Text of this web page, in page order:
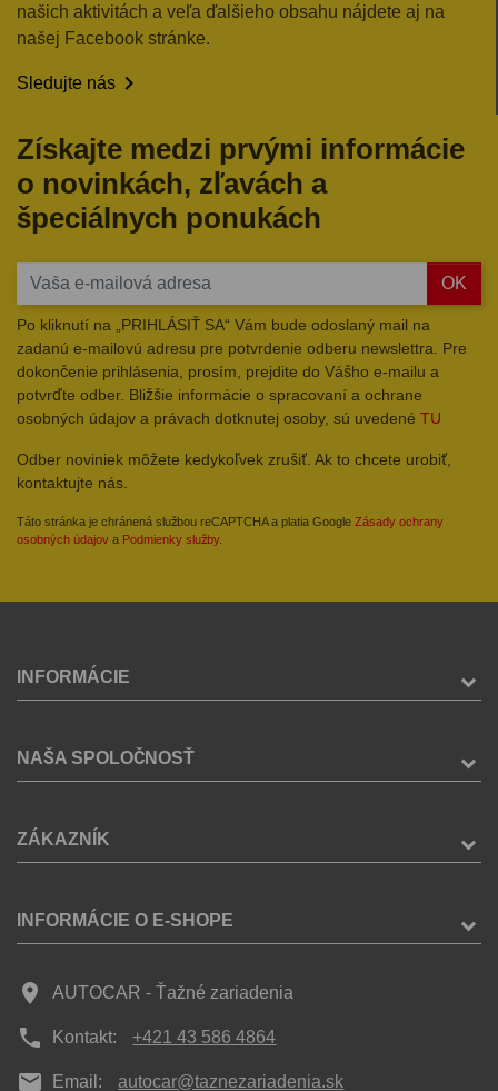
našich aktivitách a veľa ďalšieho obsahu nájdete aj na
našej Facebook stránke.
Sledujte nás 
Získajte medzi prvými informácie
o novinkách, zľavách a
špeciálnych ponukách
OK
Po kliknutí na „PRIHLÁSIŤ SA“ Vám bude odoslaný mail na
zadanú e-mailovú adresu pre potvrdenie odberu newslettra. Pre
dokončenie prihlásenia, prosím, prejdite do Vášho e-mailu a
potvrďte odber. Bližšie informácie o spracovaní a ochrane
osobných údajov a právach dotknutej osoby, sú uvedené TU
Odber noviniek môžete kedykoľvek zrušiť. Ak to chcete urobiť,
kontaktujte nás.
Táto stránka je chránená službou reCAPTCHA a platia Google Zásady ochrany
osobných údajov a Podmienky služby.
INFORMÁCIE
NAŠA SPOLOČNOSŤ
ZÁKAZNÍK
INFORMÁCIE O E-SHOPE
place AUTOCAR - Ťažné zariadenia
phone Kontakt: +421 43 586 4864
mail Email: autocar@taznezariadenia.sk